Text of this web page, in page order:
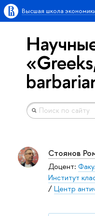
Высшая школа
Стоянов
Доцент:
Институт
/Центр